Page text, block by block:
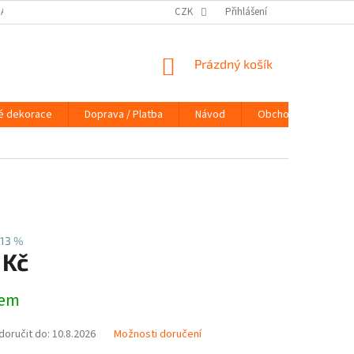
NÁVOD KONTAKTY
CZK Přihlášení
NÁKUPNÍ
Prázdný košík
dekorace Doprava / Platba Návod
Obchodní podmínky
%
do: 10.8.2026 Možnosti doručení